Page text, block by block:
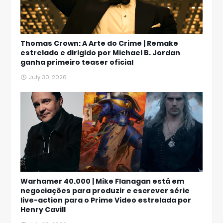
Thomas Crown: A Arte do Crime | Remake
estrelado e dirigido por Michael B. Jordan
ganha primeiro teaser oficial
July 30, 2026
Warhamer 40.000 | Mike Flanagan está em
negociações para produzir e escrever série
live-action para o Prime Video estrelada por
Henry Cavill